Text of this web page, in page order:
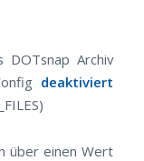
DOTsnap Archiv
deaktiviert
über einen Wert